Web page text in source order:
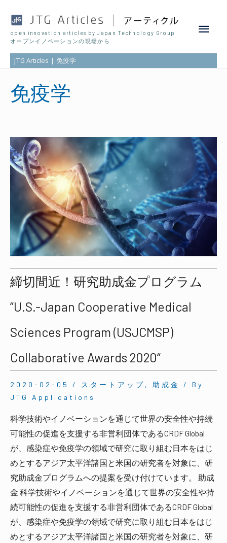
open innovation articles by Japan Technology Group
オープンイノベーションの現場から
Main
Menu
JTG Articles 免疫学
免疫学
締切間近！研究助成金プログラム
”U.S.-Japan Cooperative Medical
Sciences Program (USJCMSP)
Collaborative Awards 2020“
2020-02-05 / スタートアップ , 助成金
/ By
JTG Applications
科学技術やイノベーションを通じて世界の安全性や持続
可能性の促進を支援する非営利団体であるCRDF Global
が、感染症や免疫学の領域で研究に取り組む日本をはじ
めとするアジア太平洋諸国と米国の研究者を対象に、研
究助成金プログラムへの提案を受け付けています。 助成
金 科学技術やイノベーションを通じて世界の安全性や持
続可能性の促進を支援する非営利団体であるCRDF Global
が、感染症や免疫学の領域で研究に取り組む日本をはじ
めとするアジア太平洋諸国と米国の研究者を対象に、研